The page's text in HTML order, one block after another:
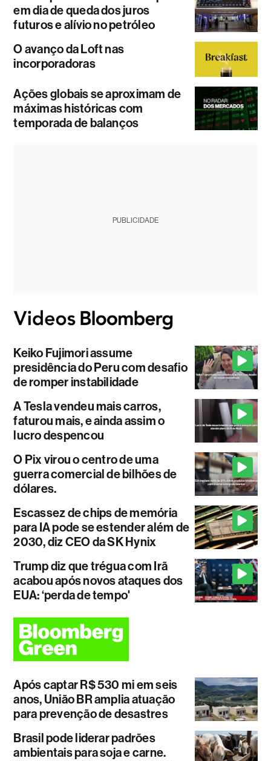
em dia de queda dos juros
futuros e alívio no petróleo
O avanço da Loft nas
incorporadoras
Ações globais se aproximam de
máximas históricas com
temporada de balanços
PUBLICIDADE
Keiko Fujimori assume
presidência do Peru com desafio
de romper instabilidade
A Tesla vendeu mais carros,
faturou mais, e ainda assim o
lucro despencou
O Pix virou o centro de uma
guerra comercial de bilhões de
dólares.
Escassez de chips de memória
para IA pode se estender além de
2030, diz CEO da SK Hynix
Trump diz que trégua com Irã
acabou após novos ataques dos
EUA: ‘perda de tempo'
Após captar R$ 530 mi em seis
anos, União BR amplia atuação
para prevenção de desastres
Brasil pode liderar padrões
ambientais para soja e carne.